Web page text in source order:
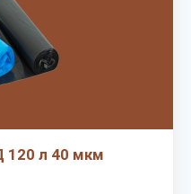
л 40 мкм